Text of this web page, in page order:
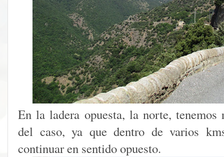
En la ladera opuesta, la norte,
del caso, ya que dentro de varios
continuar en sentido opuesto.